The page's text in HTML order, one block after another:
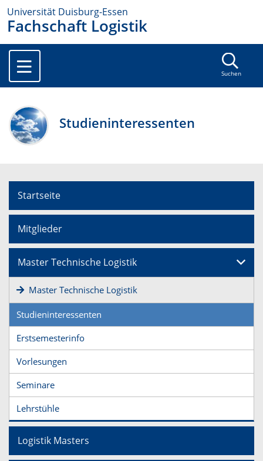
Universität Duisburg-Essen
Fachschaft Logistik
Suchen
Studieninteressenten
Startseite
Mitglieder
Master Technische Logistik
Master Technische Logistik
Studieninteressenten
Erstsemesterinfo
Vorlesungen
Seminare
Lehrstühle
Logistik Masters